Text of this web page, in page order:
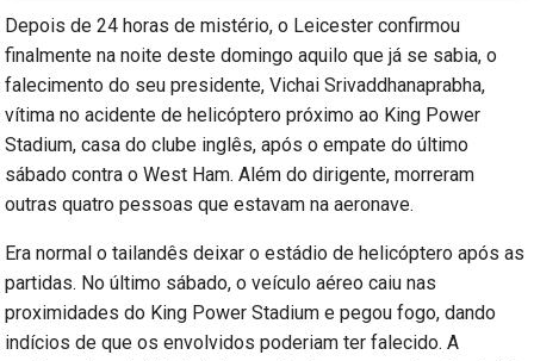
Depois de 24 horas de mistério, o Leicester confirmou
finalmente na noite deste domingo aquilo que já se sabia, o
falecimento do seu presidente, Vichai Srivaddhanaprabha,
vítima no acidente de helicóptero próximo ao King Power
Stadium, casa do clube inglês, após o empate do último
sábado contra o West Ham. Além do dirigente, morreram
outras quatro pessoas que estavam na aeronave.
Era normal o tailandês deixar o estádio de helicóptero após as
partidas. No último sábado, o veículo aéreo caiu nas
proximidades do King Power Stadium e pegou fogo, dando
indícios de que os envolvidos poderiam ter falecido. A